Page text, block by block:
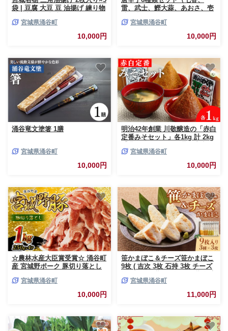
袋 | 豆腐 大豆 豆 油揚げ 練り物
送不可宮城県涌谷町
10,000円
雷、武士、鰹大蒜、あおさ、壱
宮城県涌谷町
10,000円
涌谷竜文塗箸 1膳
宮城県涌谷町
10,000円
明治42年創業 川敬醸造の「赤白
定番みそセット」各1kg 計 2kg
受章】 / 味噌 みそ お味噌 味噌
汁 みそ汁 朝食 和食 手作り 調
味料 発酵 発酵調味料 国産
宮城県涌谷町
10,000円
☆農林水産大臣賞受賞☆ 涌谷町
産 宮城野ポーク 豚切り落とし
豚肉切り落とし 国産豚 小分け
小間切れ 細切れ こま切れ 人気
豚肉 銘柄豚【sari008】
宮城県涌谷町
10,000円
笹かまぼこ＆チーズ笹かまぼこ
9枚 ( 吉次 3枚 石持 3枚 チーズ
政 すり身【ktkm006】
宮城県涌谷町
11,000円